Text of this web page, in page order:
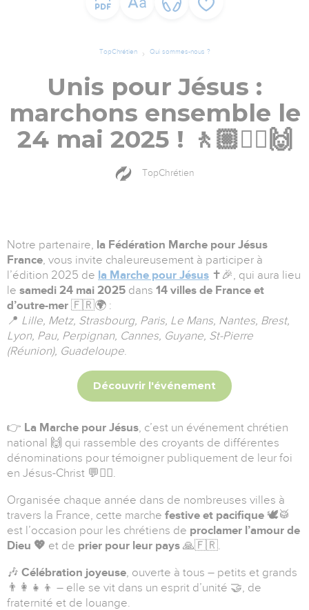
TopChrétien Qui sommes-nous ?
Unis pour Jésus :
marchons ensemble le
24 mai 2025 ! 🚶🏼🚶‍♀️🙌
TopChrétien
Notre partenaire, la Fédération Marche pour Jésus
France, vous invite chaleureusement à participer à
l’édition 2025 de la Marche pour Jésus ✝️🎉, qui aura lieu
le samedi 24 mai 2025 dans 14 villes de France et
d’outre-mer 🇫🇷🌍 :
📍 Lille, Metz, Strasbourg, Paris, Le Mans, Nantes, Brest,
Lyon, Pau, Perpignan, Cannes, Guyane, St-Pierre
(Réunion), Guadeloupe.
Découvrir l'événement
👉 La Marche pour Jésus , c’est un événement chrétien
national 🙌 qui rassemble des croyants de différentes
dénominations pour témoigner publiquement de leur foi
en Jésus-Christ 💬❤️‍🔥.
Organisée chaque année dans de nombreuses villes à
travers la France, cette marche festive et pacifique 🕊️🥁
est l’occasion pour les chrétiens de proclamer l’amour de
Dieu 💖 et de prier pour leur pays 🙏🇫🇷.
🎶 Célébration joyeuse , ouverte à tous – petits et grands
👨‍👩‍👧‍👦 – elle se vit dans un esprit d’unité 🤝, de
fraternité et de louange.